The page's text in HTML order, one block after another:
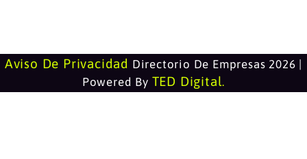
Aviso De Privacidad Directorio De Empresas 2026 |
Powered By TED Digital.